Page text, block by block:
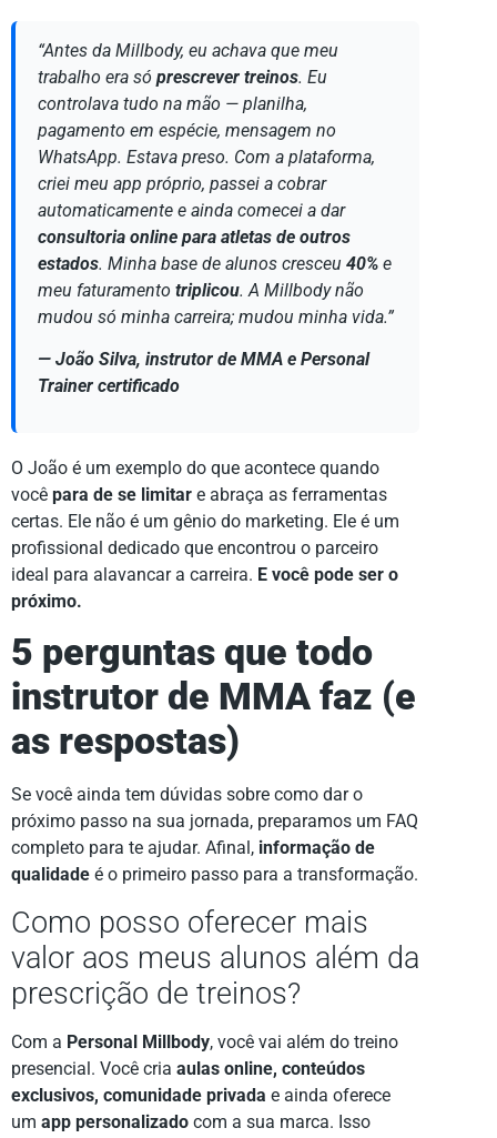
“Antes da Millbody, eu achava que meu
trabalho era só prescrever treinos. Eu
controlava tudo na mão — planilha,
pagamento em espécie, mensagem no
WhatsApp. Estava preso. Com a plataforma,
criei meu app próprio, passei a cobrar
automaticamente e ainda comecei a dar
consultoria online para atletas de outros
estados. Minha base de alunos cresceu 40% e
meu faturamento triplicou. A Millbody não
mudou só minha carreira; mudou minha vida.”
— João Silva, instrutor de MMA e Personal
Trainer certificado
O João é um exemplo do que acontece quando
você para de se limitar e abraça as ferramentas
certas. Ele não é um gênio do marketing. Ele é um
profissional dedicado que encontrou o parceiro
ideal para alavancar a carreira. E você pode ser o
próximo.
5 perguntas que todo
instrutor de MMA faz (e
as respostas)
Se você ainda tem dúvidas sobre como dar o
próximo passo na sua jornada, preparamos um FAQ
completo para te ajudar. Afinal, informação de
qualidade é o primeiro passo para a transformação.
Como posso oferecer mais
valor aos meus alunos além da
prescrição de treinos?
Com a Personal Millbody, você vai além do treino
presencial. Você cria aulas online, conteúdos
exclusivos, comunidade privada e ainda oferece
um app personalizado com a sua marca. Isso